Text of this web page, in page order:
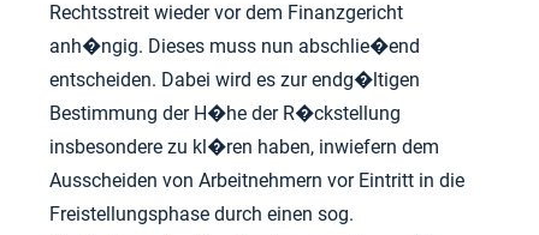
Rechtsstreit wieder vor dem Finanzgericht
anh�ngig. Dieses muss nun abschlie�end
entscheiden. Dabei wird es zur endg�ltigen
Bestimmung der H�he der R�ckstellung
insbesondere zu kl�ren haben, inwiefern dem
Ausscheiden von Arbeitnehmern vor Eintritt in die
Freistellungsphase durch einen sog.